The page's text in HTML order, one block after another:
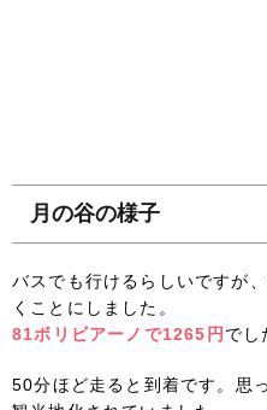
月の谷の様子
バスでも行けるらしいですが
くことにしました。
81ボリビアーノで1265円 でし
50分ほど走ると到着です。思